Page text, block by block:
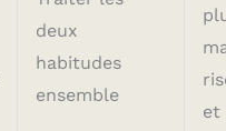
deux
habitudes
ensemble
et